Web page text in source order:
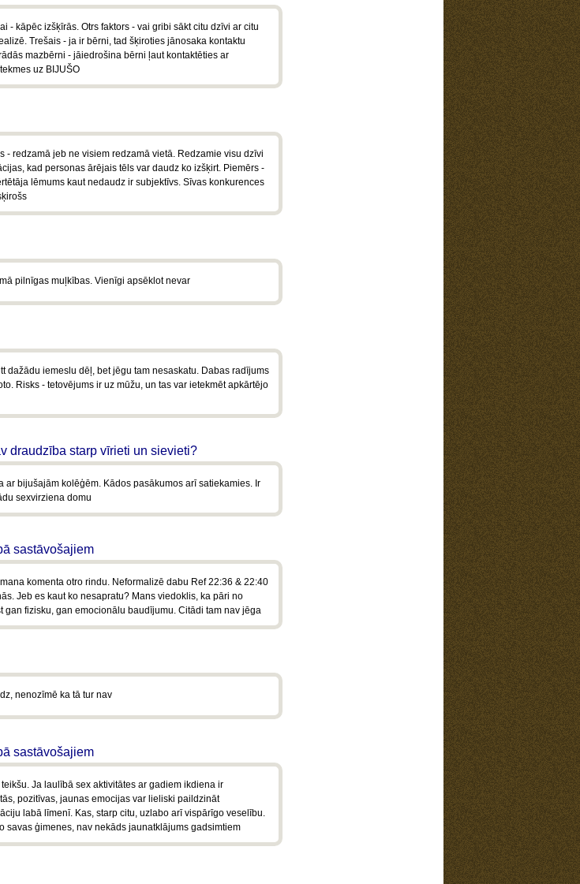
- kāpēc izšķīrās. Otrs faktors - vai gribi sākt citu dzīvi ar citu
Trešais - ja ir bērni, tad šķiroties jānosaka kontaktu
mazbērni - jāiedrošina bērni ļaut kontaktēties ar
uz BIJUŠO
- redzamā jeb ne visiem redzamā vietā. Redzamie visu dzīvi
kad personas ārējais tēls var daudz ko izšķirt. Piemērs -
lēmums kaut nedaudz ir subjektīvs. Sīvas konkurences
pilnīgas muļkības. Vienīgi apsēklot nevar
dažādu iemeslu dēļ, bet jēgu tam nesaskatu. Dabas radījums
Risks - tetovējums ir uz mūžu, un tas var ietekmēt apkārtējo
draudzība starp vīrieti un sievieti?
ar bijušajām kolēģēm. Kādos pasākumos arī satiekamies. Ir
sexvirziena domu
sastāvošajiem
komenta otro rindu. Neformalizē dabu Ref 22:36 & 22:40
Jeb es kaut ko nesapratu? Mans viedoklis, ka pāri no
gan fizisku, gan emocionālu baudījumu. Citādi tam nav jēga
nenozīmē ka tā tur nav
sastāvošajiem
Ja laulībā sex aktivitātes ar gadiem ikdiena ir
pozitīvas, jaunas emocijas var lieliski paildzināt
labā līmenī. Kas, starp citu, uzlabo arī vispārīgo veselību.
savas ģimenes, nav nekāds jaunatklājums gadsimtiem